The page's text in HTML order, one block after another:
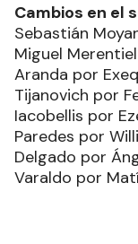
Cambios en el
Sebastián
Miguel
Aranda por
Tijanovich por
Iacobellis por
Paredes por
Delgado por
Varaldo por